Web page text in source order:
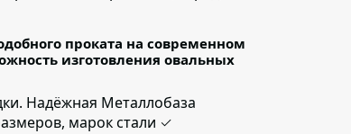
проката на современном
изготовления овальных
Надёжная Металлобаза
марок стали ✓